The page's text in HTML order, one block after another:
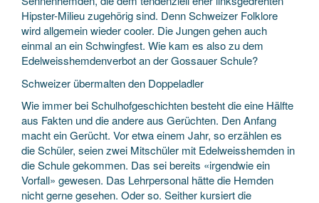
Hipster-Milieu zugehörig sind. Denn Schweizer Folklore
wird allgemein wieder cooler. Die Jungen gehen auch
einmal an ein Schwingfest. Wie kam es also zu dem
Edelweisshemdenverbot an der Gossauer Schule?
Schweizer übermalten den Doppeladler
Wie immer bei Schulhofgeschichten besteht die eine Hälfte
aus Fakten und die andere aus Gerüchten. Den Anfang
macht ein Gerücht. Vor etwa einem Jahr, so erzählen es
die Schüler, seien zwei Mitschüler mit Edelweisshemden in
die Schule gekommen. Das sei bereits «irgendwie ein
Vorfall» gewesen. Das Lehrpersonal hätte die Hemden
nicht gerne gesehen. Oder so. Seither kursiert die